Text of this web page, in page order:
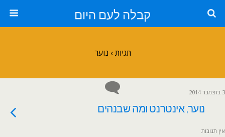
קבלה לעם היום
תגיות › נוער
3 בדצמבר 2014
נוער, אינטרנט ומה שבנהים
אין תגובות